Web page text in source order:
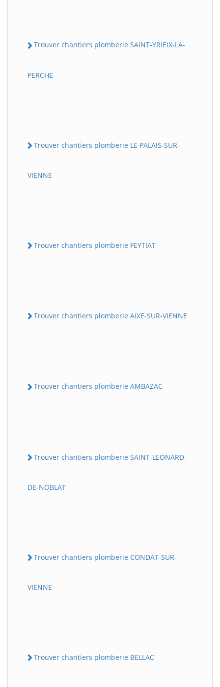
Trouver chantiers plomberie SAINT-YRIEIX-LA-
PERCHE
Trouver chantiers plomberie LE PALAIS-SUR-
VIENNE
Trouver chantiers plomberie FEYTIAT
Trouver chantiers plomberie AIXE-SUR-VIENNE
Trouver chantiers plomberie AMBAZAC
Trouver chantiers plomberie SAINT-LEONARD-
DE-NOBLAT
Trouver chantiers plomberie CONDAT-SUR-
VIENNE
Trouver chantiers plomberie BELLAC